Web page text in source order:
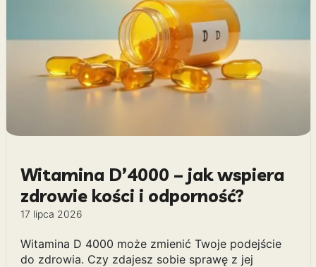
Witamina D’4000 – jak wspiera
zdrowie kości i odporność?
17 lipca 2026
Witamina D 4000 może zmienić Twoje podejście
do zdrowia. Czy zdajesz sobie sprawę z jej